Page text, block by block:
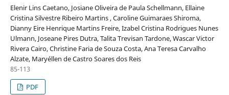
Elenir Lins Caetano, Josiane Oliveira de Paula Schellmann, Ellaine
Cristina Silvestre Ribeiro Martins , Caroline Guimaraes Shiroma,
Dianny Eire Henrique Martins Freire, Izabel Cristina Rodrigues Nunes
Ulmann, Joseane Pires Dutra, Talita Trevisan Tardone, Wascar Victor
Rivera Cairo, Christine Faria de Souza Costa, Ana Teresa Carvalho
Alzate, Maryéllen de Castro Soares dos Reis
85-113
PDF